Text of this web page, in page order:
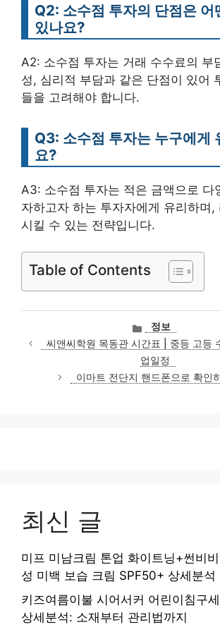
Q2: 소수점 투자의 단점은 어
있나요?
A2: 소수점 투자는 거래 수수료의 부
성, 심리적 부담과 같은 단점이 있어
들을 고려해야 합니다.
Q3: 소수점 투자는 누구에게
요?
A3: 소수점 투자는 적은 금액으로 다
자하고자 하는 투자자에게 유리하며,
시킬 수 있는 전략입니다.
Table of Contents
카
테
고
리
정보
씨앤씨학원 목동관 시간표 | 중등 고등
업일정
이마트 전단지 핸드폰으로 확인
최신 글
미프 미남크림 톤업 화이트닝+썬비
성 미백 보습 크림 SPF50+ 상세분석
키즈여름이불 시어서커 어린이침구
상세분석: 소재부터 관리법까지